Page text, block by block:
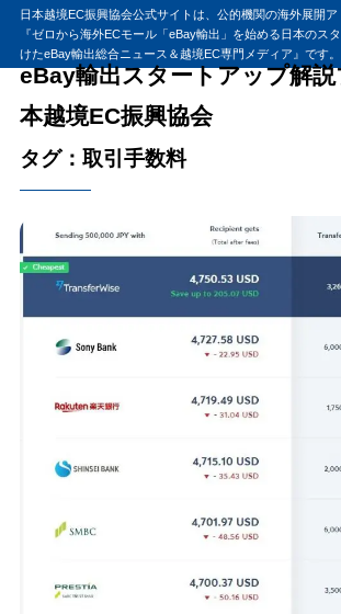
日本越境EC振興協会公式サイトは、公的機関の海外展開
『ゼロから海外ECモール「eBay輸出」を始める日本のス
けたeBay輸出総合ニュース＆越境EC専門メディア』です。
eBay輸出スタートアップ解
本越境EC振興協会
タグ：取引手数料